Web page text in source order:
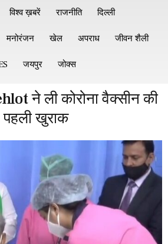
विश्व ख़बरें राजनीति दिल्ली
मनोरंजन खेल अपराध जीवन शैली
जयपुर जोक्स
ने ली कोरोना वैक्सीन की
पहली खुराक